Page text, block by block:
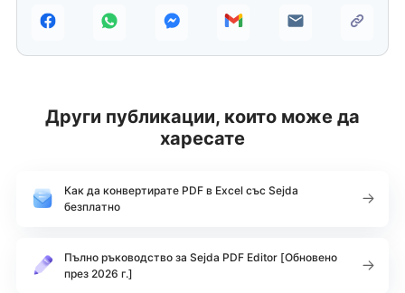
Други публикации, които може да
харесате
Как да конвертирате PDF в Excel със Sejda
безплатно
Пълно ръководство за Sejda PDF Editor [Обновено
през 2026 г.]